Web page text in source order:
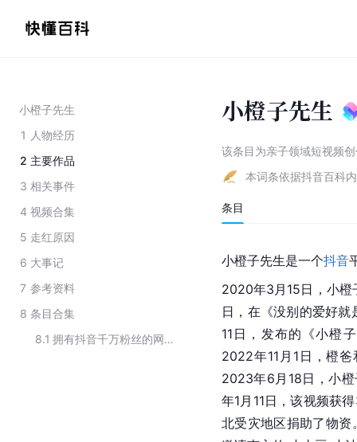
小橙子先生
1 人物经历
2 主要作品
3 相关事件
4 视频合集
5 走红原因
6 大事记
7 参考资料
8 条目合集
8.1
拥有抖音千万粉丝的网络博主
小橙子先生
该条目为亲子领域短视频
本词条依据抖音百科
条目
小橙子先生是一个抖音
2020年3月15日，小橙
日，在《没别的爱好
11日，发布的《小橙
2022年11月1日，橙
2023年6月18日，小
年1月11日，该视频获
北受灾地区捐助了物资